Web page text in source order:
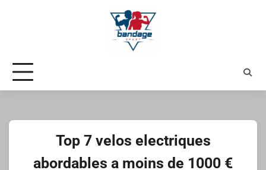
Top 7 velos electriques
abordables a moins de 1000 €